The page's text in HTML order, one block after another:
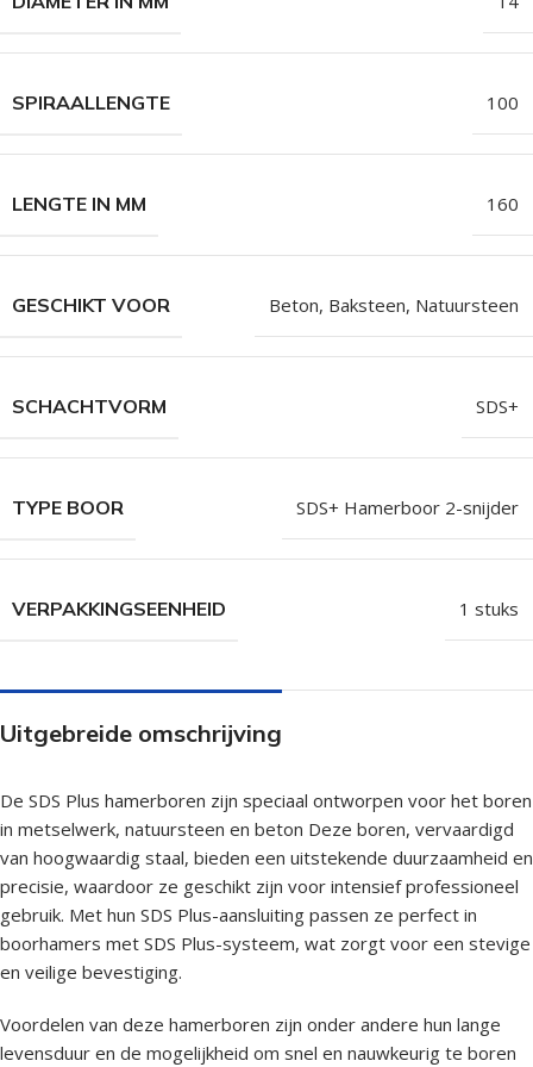
SPIRAALLENGTE 100
LENGTE IN MM 160
GESCHIKT VOOR Beton, Baksteen, Natuursteen
SCHACHTVORM SDS+
TYPE BOOR SDS+ Hamerboor 2-snijder
VERPAKKINGSEENHEID 1 stuks
Uitgebreide omschrijving
De SDS Plus hamerboren zijn speciaal ontworpen voor het boren
in metselwerk, natuursteen en beton Deze boren, vervaardigd
van hoogwaardig staal, bieden een uitstekende duurzaamheid en
precisie, waardoor ze geschikt zijn voor intensief professioneel
gebruik. Met hun SDS Plus-aansluiting passen ze perfect in
boorhamers met SDS Plus-systeem, wat zorgt voor een stevige
en veilige bevestiging.
Voordelen van deze hamerboren zijn onder andere hun lange
levensduur en de mogelijkheid om snel en nauwkeurig te boren